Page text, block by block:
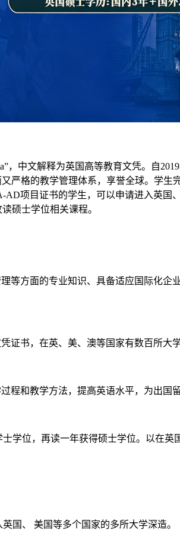
，中文解释为英国高等教育文凭。自
严格的教学管理体系，享誉全球。学
项目证书的学生，可以申请进入英
硕士学位相关课程。
等方面的专业知识、具备适应国际化
书，在英、美、澳等国家有数百所大
和教学方法，提高英语水平，为出国
学位，再读一年获得硕士学位。以在
国、 美国等多个国家的多所大学深造。